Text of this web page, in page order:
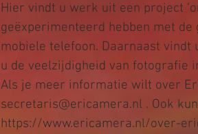
Hier vindt u werk uit een project
geëxperimenteerd hebben met
mobiele telefoon. Daarnaast
u de veelzijdigheid van fotografie
Als je meer informatie wilt over
secretaris@ericamera.nl . Ook
https://www.ericamera.nl/over-